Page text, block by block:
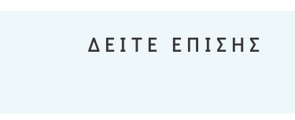
ΔΕΙΤΕ ΕΠΙΣΗΣ